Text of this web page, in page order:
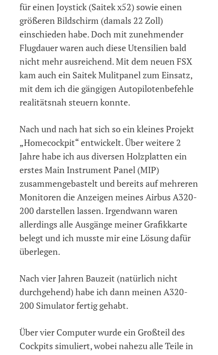
für einen Joystick (Saitek x52) sowie einen
größeren Bildschirm (damals 22 Zoll)
einschieden habe. Doch mit zunehmender
Flugdauer waren auch diese Utensilien bald
nicht mehr ausreichend. Mit dem neuen FSX
kam auch ein Saitek Mulitpanel zum Einsatz,
mit dem ich die gängigen Autopilotenbefehle
realitätsnah steuern konnte.
Nach und nach hat sich so ein kleines Projekt
„Homecockpit“ entwickelt. Über weitere 2
Jahre habe ich aus diversen Holzplatten ein
erstes Main Instrument Panel (MIP)
zusammengebastelt und bereits auf mehreren
Monitoren die Anzeigen meines Airbus A320-
200 darstellen lassen. Irgendwann waren
allerdings alle Ausgänge meiner Grafikkarte
belegt und ich musste mir eine Lösung dafür
überlegen.
Nach vier Jahren Bauzeit (natürlich nicht
durchgehend) habe ich dann meinen A320-
200 Simulator fertig gehabt.
Über vier Computer wurde ein Großteil des
Cockpits simuliert, wobei nahezu alle Teile in